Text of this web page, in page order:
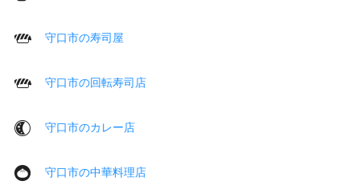
守口市の寿司屋
守口市の回転寿司店
守口市のカレー店
守口市の中華料理店